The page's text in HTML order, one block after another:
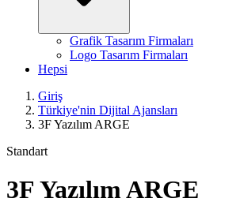
Grafik Tasarım Firmaları
Logo Tasarım Firmaları
Hepsi
Giriş
Türkiye'nin Dijital Ajansları
3F Yazılım ARGE
Standart
3F Yazılım ARGE